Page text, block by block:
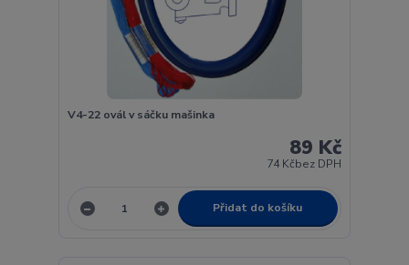
V4-22 ovál v sáčku mašinka
89 Kč
74 Kčbez DPH
Přidat do košíku